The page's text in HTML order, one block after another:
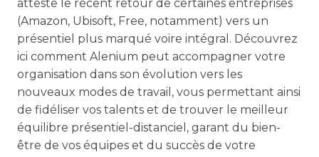
atteste le récent retour de certaines entreprises
(Amazon, Ubisoft, Free, notamment) vers un
présentiel plus marqué voire intégral. Découvrez
ici comment Alenium peut accompagner votre
organisation dans son évolution vers les
nouveaux modes de travail, vous permettant ainsi
de fidéliser vos talents et de trouver le meilleur
équilibre présentiel-distanciel, garant du bien-
être de vos équipes et du succès de votre